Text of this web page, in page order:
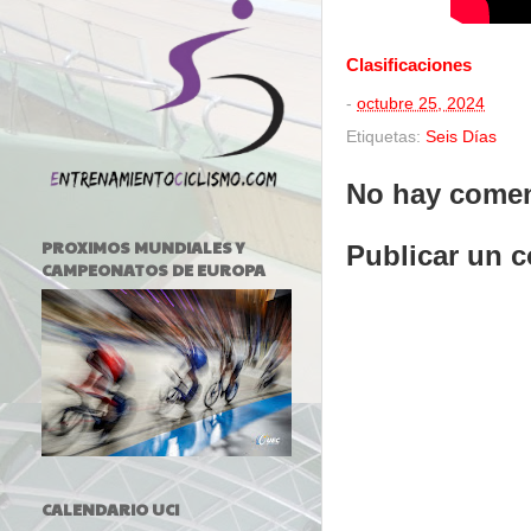
Clasificaciones
- octubre 25, 2024
Etiquetas: Seis Días
No hay
Publicar un
PROXIMOS MUNDIALES Y
CAMPEONATOS DE EUROPA
CALENDARIO UCI